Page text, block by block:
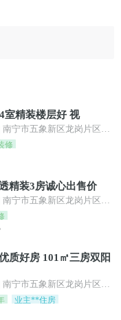
室精装楼层好 视
南宁市五象新区龙岗片区龙华路68号
修
精装3房诚心出售价
南宁市五象新区龙岗片区龙华路68号
㎡三房双阳
南宁市五象新区龙岗片区龙华路68号
业主**住房